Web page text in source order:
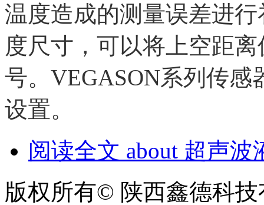
温度造成的测量误差进
度尺寸，可以将上空距
号。VEGASON系列传
设置。
阅读全文 about 超声波
版权所有© 陕西鑫德科